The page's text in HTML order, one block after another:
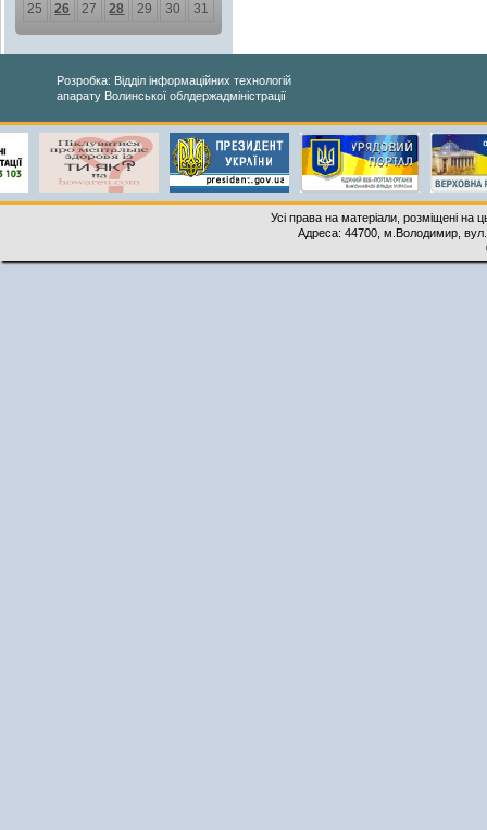
25
26 27 28 29 30 31
Розробка: Відділ інформаційних технологій
апарату Волинської облдержадміністрації
Усі права на матеріали, розміщені на
Адреса: 44700, м.Володимир,